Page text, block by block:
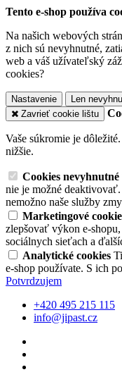
Tento e-shop používa
Na našich webových
z nich sú nevyhnutné,
web a váš užívateľský
cookies?
Nastavenie Len
Zavrieť cookie lištu
Vaše súkromie je
nižšie.
Cookies
nie je možné
nemožno naše služby
Marketingové
zlepšovať výkon e-
sociálnych sieťach a
Analytické cookies
e-shop používate. S ich
Potvrdzujem
+420 495 215 115
info@jipast.cz